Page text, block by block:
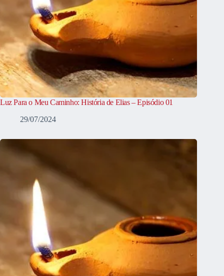
Luz Para o Meu Caminho: História de Elias – Episódio 01
29/07/2024